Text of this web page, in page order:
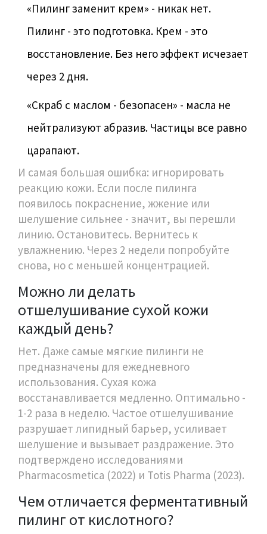
«Пилинг заменит крем» - никак нет.
Пилинг - это подготовка. Крем - это
восстановление. Без него эффект исчезает
через 2 дня.
«Скраб с маслом - безопасен» - масла не
нейтрализуют абразив. Частицы все равно
царапают.
И самая большая ошибка: игнорировать
реакцию кожи. Если после пилинга
появилось покраснение, жжение или
шелушение сильнее - значит, вы перешли
линию. Остановитесь. Вернитесь к
увлажнению. Через 2 недели попробуйте
снова, но с меньшей концентрацией.
Можно ли делать
отшелушивание сухой кожи
каждый день?
Нет. Даже самые мягкие пилинги не
предназначены для ежедневного
использования. Сухая кожа
восстанавливается медленно. Оптимально -
1-2 раза в неделю. Частое отшелушивание
разрушает липидный барьер, усиливает
шелушение и вызывает раздражение. Это
подтверждено исследованиями
Pharmacosmetica (2022) и Totis Pharma (2023).
Чем отличается ферментативный
пилинг от кислотного?